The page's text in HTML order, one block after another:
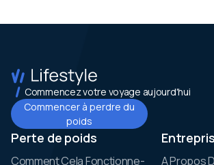
Commencez votre voyage aujourd'hui
Commencer à perdre du
poids
Perte de poids
Comment Cela Fonctionne-
A Propos